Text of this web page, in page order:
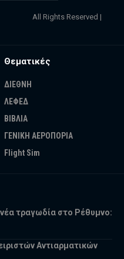
Rights Reserved |
Θεματικές
ΔΙΕΘΝΗ
ΛΕΦΕΔ
ΒΙΒΛΙΑ
ΓΕΝΙΚΗ ΑΕΡΟΠΟΡΙΑ
Flight Sim
τραγωδία στο Ρέθυμνο:
Αντιαρματικών